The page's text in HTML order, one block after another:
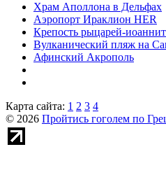
Храм Аполлона в Дельфах
Аэропорт Ираклион HER
Крепость рыцарей-
Вулканический пляж на
Афинский Акрополь
Карта сайта: 1 2 3 4
© 2026 Пройтись гоголем по